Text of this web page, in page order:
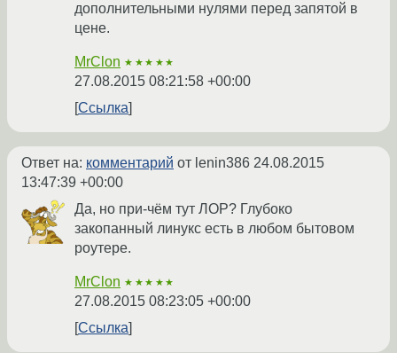
дополнительными нулями перед запятой в
цене.
MrClon ★★★★★
27.08.2015 08:21:58 +00:00
Ссылка
Ответ на: комментарий от lenin386 24.08.2015
13:47:39 +00:00
Да, но при-чём тут ЛОР? Глубоко
закопанный линукс есть в любом бытовом
роутере.
MrClon ★★★★★
27.08.2015 08:23:05 +00:00
Ссылка